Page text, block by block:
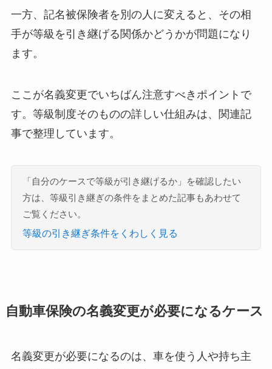
一方、記名被保険者を別の人に変えると、その相
手が等級を引き継げる関係かどうかが問題になり
ます。
ここが名義変更でいちばん注意すべきポイントで
す。等級制度そのものの詳しい仕組みは、関連記
事で整理しています。
「自分のケースで等級が引き継げるか」を確認したい
方は、等級引き継ぎの条件をまとめた記事もあわせて
ご覧ください。
等級の引き継ぎ条件をくわしく見る
自動車保険の名義変更が必要になるケース
名義変更が必要になるのは、車を使う人や持ち主